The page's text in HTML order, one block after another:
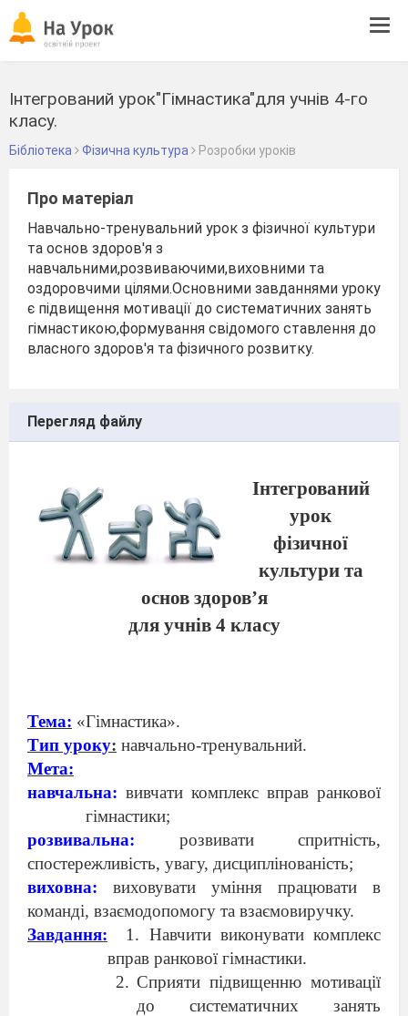
Інтегрований урок"Гімнастика"для учнів 4-го
класу.
Бібліотека Фізична культура Розробки уроків
Про матеріал
Навчально-тренувальний урок з фізичної культури
та основ здоров'я з
навчальними,розвиваючими,виховними та
оздоровчими цілями.Основними завданнями уроку
є підвищення мотивації до систематичних занять
гімнастикою,формування свідомого ставлення до
власного здоров'я та фізичного розвитку.
Перегляд файлу
Інтегрований
урок
фізичної
культури та
основ здоров’я
для учнів 4 класу
Тема: «Гімнастика».
Тип уроку: навчально-тренувальний.
Мета:
навчальна: вивчати комплекс вправ ранкової
гімнастики;
розвивальна:
розвивати спритність,
спостережливість, увагу, дисциплінованість;
виховна: виховувати уміння працювати в
команді, взаємодопомогу та взаємовиручку.
Завдання:
1. Навчити виконувати комплекс
вправ ранкової гімнастики.
Сприяти підвищенню мотивації
до систематичних занять